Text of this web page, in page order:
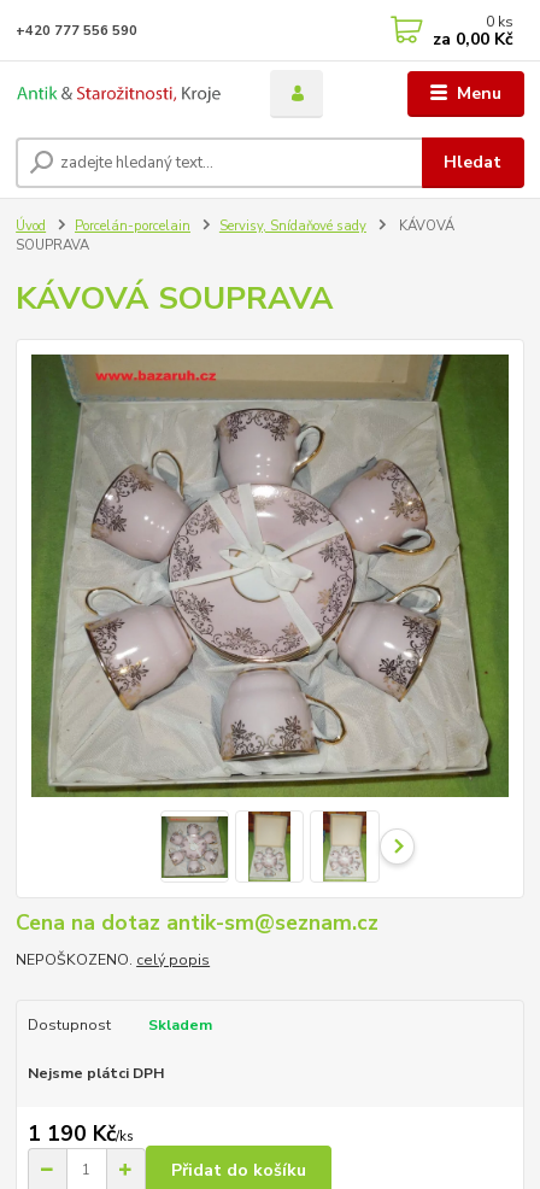
Menu
Hledat
+420 777 556 590 0 ks
za 0,00 Kč
Úvod Porcelán-porcelain Servisy, Snídaňové sady
KÁVOVÁ
SOUPRAVA
KÁVOVÁ SOUPRAVA
Cena na dotaz antik-sm@seznam.cz
NEPOŠKOZENO. celý popis
Dostupnost Skladem
Nejsme plátci DPH
1 190 Kč/ks
Přidat do košíku